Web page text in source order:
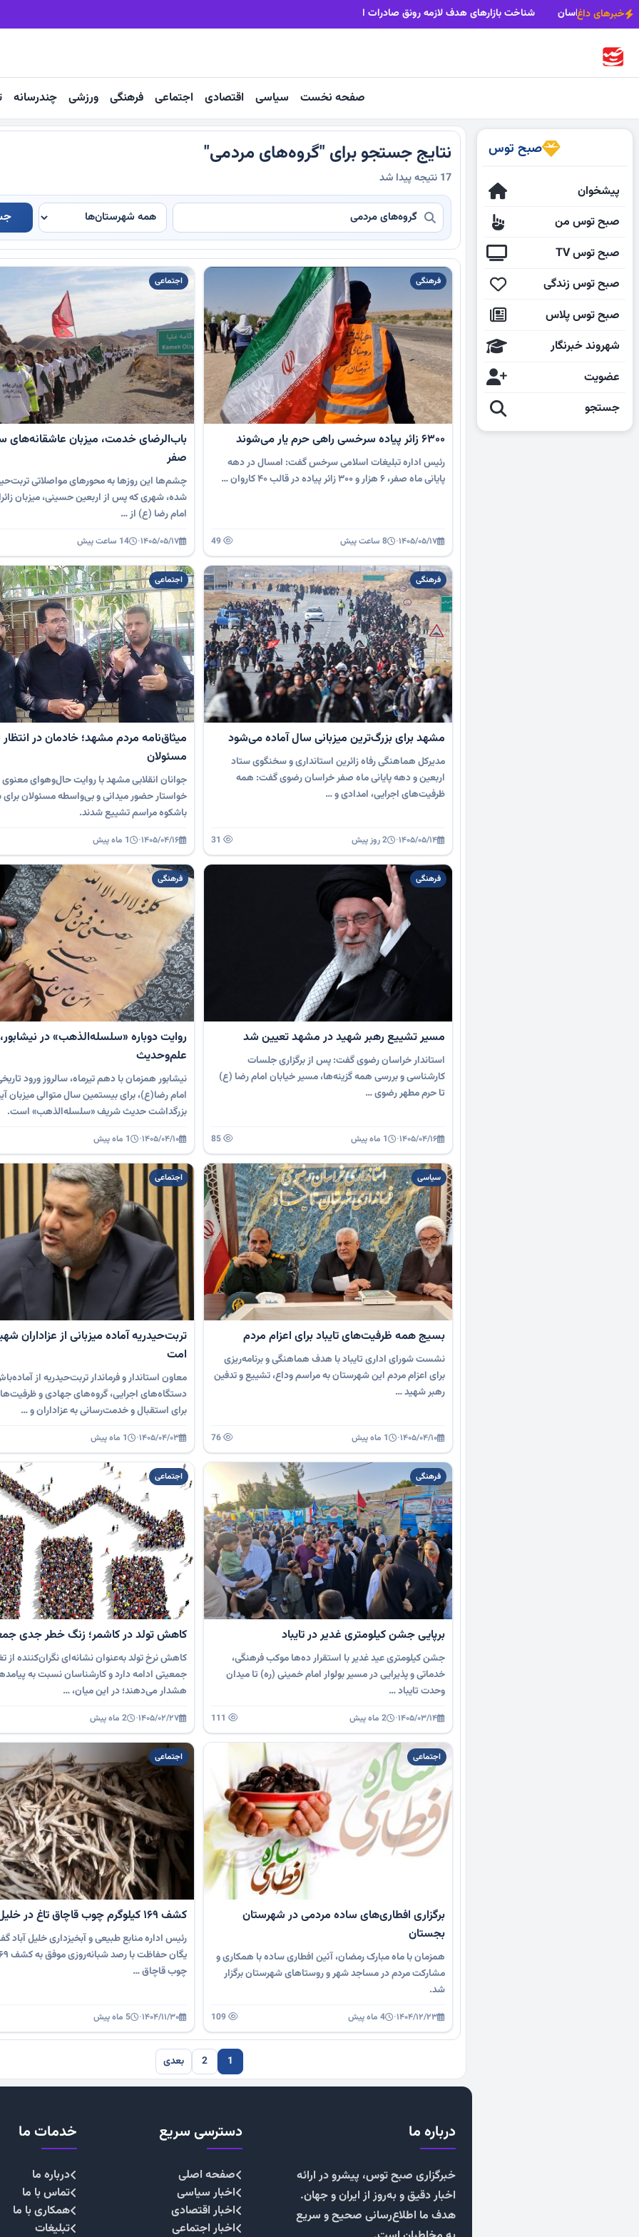
خبرهای داغ
سفره‌های آب زیرزمینی ۳۰۰۰ ساله خراسان شناخت بازارهای هدف لازمه رونق صادرات است
صفحه نخست سیاسی اقتصادی اجتماعی فرهنگی ورزشی چندرسانه
صبح توس
پیشخوان
صبح توس من
صبح توس TV
صبح توس زندگی
صبح توس پلاس
شهروند خبرنگار
عضویت
جستجو
نتایج جستجو برای "گروه‌های مردمی"
17 نتیجه پیدا شد
فرهنگی
۶۳۰۰ زائر پیاده سرخسی راهی حرم یار می‌شوند
رئیس اداره تبلیغات اسلامی سرخس گفت: امسال در دهه
پایانی ماه صفر، ۶ هزار و ۳۰۰ زائر پیاده در قالب ۴۰ کاروان …
۱۴۰۵/۰۵/۱۷· 8 ساعت پیش
اجتماعی
باب‌الرضای خدمت، میزبان عاشقانه‌های
صفر
چشم‌ها این روزها به محورهای مواصلاتی
شده، شهری که پس از اربعین حسینی، میزبان
امام رضا (ع) از …
۱۴۰۵/۰۵/۱۷· 14 ساعت پیش
فرهنگی
مشهد برای بزرگ‌ترین میزبانی سال آماده می‌شود
مدیرکل هماهنگی رفاه زائرین استانداری و سخنگوی ستاد
اربعین و دهه پایانی ماه صفر خراسان رضوی گفت: همه
ظرفیت‌های اجرایی، امدادی و …
۱۴۰۵/۰۵/۱۴· 2 روز پیش
اجتماعی
میثاق‌نامه مردم مشهد؛ خادمان در
مسئولان
جوانان انقلابی مشهد با روایت حال‌وهوای معنوی
خواستار حضور میدانی و بی‌واسطه مسئولان برای
باشکوه مراسم تشییع شدند.
۱۴۰۵/۰۴/۱۶· 1 ماه پیش
فرهنگی
مسیر تشییع رهبر شهید در مشهد تعیین شد
استاندار خراسان رضوی گفت: پس از برگزاری جلسات
کارشناسی و بررسی همه گزینه‌ها، مسیر خیابان امام رضا (ع)
تا حرم مطهر رضوی …
۱۴۰۵/۰۴/۱۶· 1 ماه پیش
فرهنگی
روایت دوباره «سلسله‌الذهب» در
علم‌وحدیث
نیشابور همزمان با دهم تیرماه، سالروز ورود
امام رضا(ع)، برای بیستمین سال متوالی میزبان
بزرگداشت حدیث شریف «سلسله‌الذهب» است.
۱۴۰۵/۰۴/۱۰· 1 ماه پیش
سیاسی
بسیج همه ظرفیت‌های تایباد برای اعزام مردم
نشست شورای اداری تایباد با هدف هماهنگی و برنامه‌ریزی
برای اعزام مردم این شهرستان به مراسم وداع، تشییع و تدفین
رهبر شهید …
۱۴۰۵/۰۴/۱۰· 1 ماه پیش
اجتماعی
تربت‌حیدریه آماده میزبانی از عزاداران
امت
معاون استاندار و فرماندار تربت‌حیدریه از
دستگاه‌های اجرایی، گروه‌های جهادی و
برای استقبال و خدمت‌رسانی به عزاداران و …
۱۴۰۵/۰۴/۰۳· 1 ماه پیش
فرهنگی
برپایی جشن کیلومتری غدیر در تایباد
جشن کیلومتری عید غدیر با استقرار ده‌ها موکب فرهنگی،
خدماتی و پذیرایی در مسیر بولوار امام خمینی (ره) تا میدان
وحدت تایباد …
۱۴۰۵/۰۳/۱۴· 2 ماه پیش
اجتماعی
کاهش تولد در کاشمر؛ زنگ خطر جدی
کاهش نرخ تولد به‌عنوان نشانه‌ای نگران‌کننده از
جمعیتی ادامه دارد و کارشناسان نسبت به
هشدار می‌دهند؛ در این میان، …
۱۴۰۵/۰۲/۲۷· 2 ماه پیش
اجتماعی
برگزاری افطاری‌های ساده مردمی در شهرستان
بجستان
همزمان با ماه مبارک رمضان، آئین افطاری ساده با همکاری و
مشارکت مردم در مساجد شهر و روستاهای شهرستان برگزار
شد.
۱۴۰۴/۱۲/۲۳· 4 ماه پیش
اجتماعی
کشف ۱۶۹ کیلوگرم چوب قاچاق تاغ در خلیل‌آباد
رئیس اداره منابع طبیعی و آبخیزداری خلیل آباد
چوب قاچاق …
۱۴۰۴/۱۱/۳۰· 5 ماه پیش
1
2 بعدی
درباره ما
خبرگزاری صبح توس، پیشرو در ارائه
اخبار دقیق و به‌روز از ایران و جهان.
هدف ما اطلاع‌رسانی صحیح و سریع
دسترسی سریع
صفحه اصلی
اخبار سیاسی
اخبار اقتصادی
اخبار اجتماعی
خدمات ما
درباره ما
تماس با ما
همکاری با ما
تبلیغات